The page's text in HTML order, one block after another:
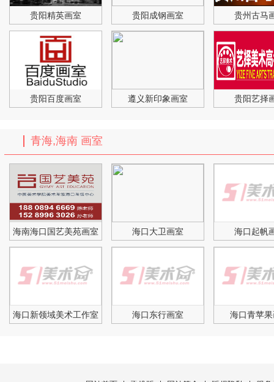
贵阳精英画室 贵阳成钢画室 贵州古马
贵阳百度画室 遵义新印象画室 贵阳艺择
青海,海南 画室
海南海口国艺美苑画室 海口大卫画室 海口起帆
海口新领域美术工作室 海口东行画室 海口青苹